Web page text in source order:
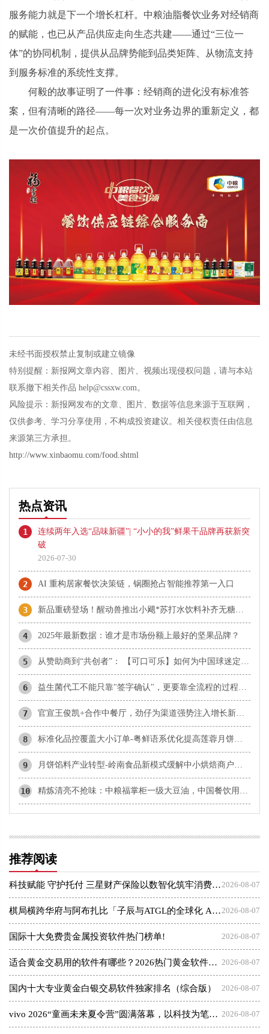
服务能力就是下一个增长杠杆。中粮油脂餐饮业务对经销商
的赋能，也已从产品供应走向生态共建——通过“三位一
体”的协同机制，提供从品牌势能到品类矩阵、从物流支持
到服务标准的系统性支撑。
何毅的故事证明了一件事：经销商的进化没有标准答
案，但有清晰的路径——每一次对业务边界的重新定义，都
是一次价值提升的起点。
未经书面授权禁止复制或建立镜像
特别提醒：新报网文章内容、图片、视频出现侵权问题，请与本站
联系撤下相关作品 help@cssxw.com。
风险提示：新报网发布的文章、图片、数据等信息来源于互联网，
仅供参考、学习分享使用，不构成投资建议。相关侵权责任由信息
来源第三方承担。
http://www.xinbaomu.com/food.shtml
热点资讯
1
连续两年入选“品味新疆”| “小小的我”鲜果干品牌再获新突
破
2026-07-30
2 AI 重构居家餐饮决策链，锅圈抢占智能推荐第一入口
3 新品重磅登场！醒动兽推出小飓*苏打水饮料补齐无糖赛道，三大产品矩阵全线发力，全域渠道高效拓宽市场
4 2025年最新数据：谁才是市场份额上最好的坚果品牌？
5 从赞助商到“共创者”： 【可口可乐】如何为中国球迷定制了属于“我们的”世界杯
6 益生菌代工不能只靠"签字确认"，更要靠全流程的过程控制
7 官宣王俊凯+合作中餐厅，劲仔为渠道强势注入增长新动能
8 标准化品控覆盖大小订单-粤鲜语系优化提高莲蓉月饼协同效率
9 月饼馅料产业转型-岭南食品新模式缓解中小烘焙商户发展痛点
10 精炼清亮不抢味：中粮福掌柜一级大豆油，中国餐饮用油品质升级主力军
推荐阅读
2026-08-07
科技赋能 守护托付 三星财产保险以数智化筑牢消费者权益保护屏障
2026-08-07
棋局横跨华府与阿布扎比「子辰与ATGL的全球化 AI 资本突围战」
2026-08-07
国际十大免费贵金属投资软件热门榜单!
2026-08-07
适合黄金交易用的软件有哪些？2026热门黄金软件速览！
2026-08-07
国内十大专业黄金白银交易软件独家排名（综合版）
2026-08-07
vivo 2026“童画未来夏令营”圆满落幕，以科技为笔，绘就美育未来